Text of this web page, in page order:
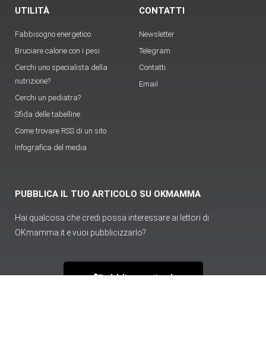
UTILITÀ
Fabbisogno energetico
Bruciare calorie con i pesi
Cerchi uno specialista della
nutrizione?
Cerchi un pediatra?
Sfida delle tabelline
Come trovare RSS di un sito
Infografica del media
CONTATTI
Newsletter
Telegram
Contatti
Email
PUBBLICA IL TUO ARTICOLO SU OKMAMMA
Hai qualcosa che credi possa interessare ai lettori di
OKmamma.it e vuoi pubblicizzarlo?
Pubblica articolo